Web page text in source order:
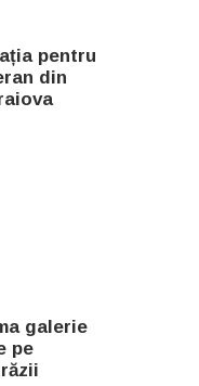
pentru
din
galerie
pe